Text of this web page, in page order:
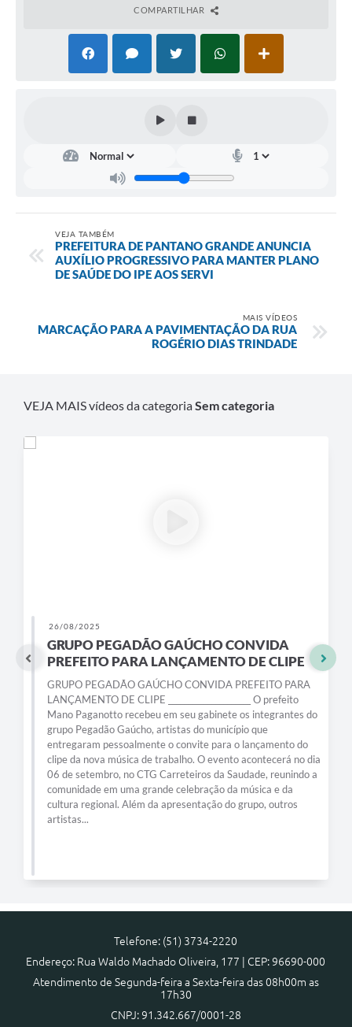
COMPARTILHAR
VEJA TAMBÉM
PREFEITURA DE PANTANO GRANDE ANUNCIA
AUXÍLIO PROGRESSIVO PARA MANTER PLANO
DE SAÚDE DO IPE AOS SERVI
MAIS VÍDEOS
MARCAÇÃO PARA A PAVIMENTAÇÃO DA RUA
ROGÉRIO DIAS TRINDADE
VEJA MAIS vídeos da categoriaSem categoria
26/08/2025
GRUPO PEGADÃO GAÚCHO CONVIDA
PREFEITO PARA LANÇAMENTO DE CLIPE
GRUPO PEGADÃO GAÚCHO CONVIDA PREFEITO PARA
LANÇAMENTO DE CLIPE _____________________ O prefeito
Mano Paganotto recebeu em seu gabinete os integrantes do
grupo Pegadão Gaúcho, artistas do município que
entregaram pessoalmente o convite para o lançamento do
clipe da nova música de trabalho. O evento acontecerá no dia
06 de setembro, no CTG Carreteiros da Saudade, reunindo a
comunidade em uma grande celebração da música e da
cultura regional. Além da apresentação do grupo, outros
artistas...
Telefone: (51) 3734-2220
Endereço: Rua Waldo Machado Oliveira, 177 | CEP: 96690-000
Atendimento de Segunda-feira a Sexta-feira das 08h00m as
17h30
CNPJ: 91.342.667/0001-28